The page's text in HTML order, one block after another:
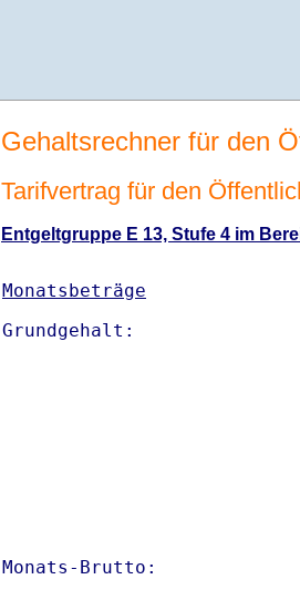
Gehaltsrechner für den
Tarifvertrag für den
Entgeltgruppe E 13, Stufe 4 im
Monatsbeträge
Monats-